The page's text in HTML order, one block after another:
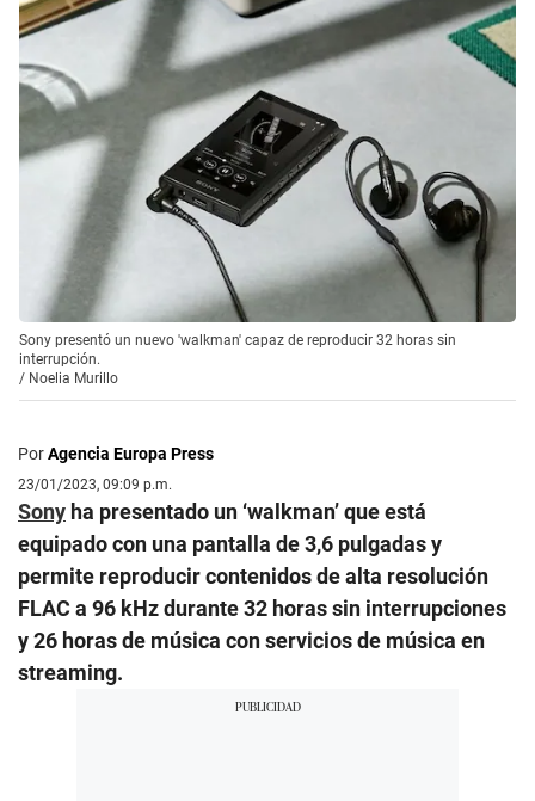
Sony presentó un nuevo 'walkman' capaz de reproducir 32 horas sin
interrupción.
/ Noelia Murillo
PorAgencia Europa Press
23/01/2023, 09:09 p.m.
Sony ha presentado un ‘walkman’ que está
equipado con una pantalla de 3,6 pulgadas y
permite reproducir contenidos de alta resolución
FLAC a 96 kHz durante 32 horas sin interrupciones
y 26 horas de música con servicios de música en
streaming.